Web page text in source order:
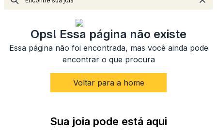
<Voltar para página inicial
Ops! Essa página não existe
Essa página não foi encontrada, mas você ainda pode
encontrar o que procura
Voltar para a home
Sua joia pode está aqui